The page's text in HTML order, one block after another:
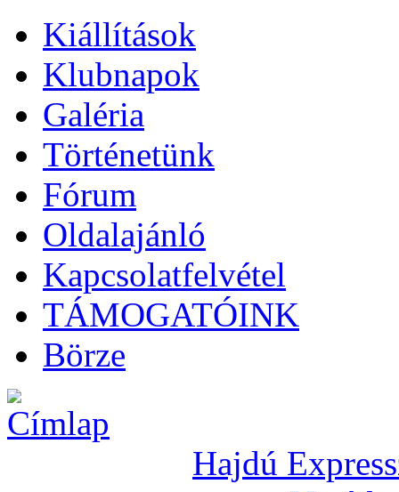
Kiállítások
Klubnapok
Galéria
Történetünk
Fórum
Oldalajánló
Kapcsolatfelvétel
TÁMOGATÓINK
Börze
Hajdú